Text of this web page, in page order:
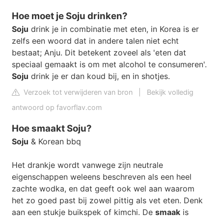
Hoe moet je Soju drinken?
Soju drink je in combinatie met eten, in Korea is er
zelfs een woord dat in andere talen niet echt
bestaat; Anju. Dit betekent zoveel als 'eten dat
speciaal gemaakt is om met alcohol te consumeren'.
Soju drink je er dan koud bij, en in shotjes.
Verzoek tot verwijderen van bron
Bekijk volledig
antwoord op favorflav.com
Hoe smaakt Soju?
Soju & Korean bbq
Het drankje wordt vanwege zijn neutrale
eigenschappen weleens beschreven als een heel
zachte wodka, en dat geeft ook wel aan waarom
het zo goed past bij zowel pittig als vet eten. Denk
aan een stukje buikspek of kimchi. De smaak is